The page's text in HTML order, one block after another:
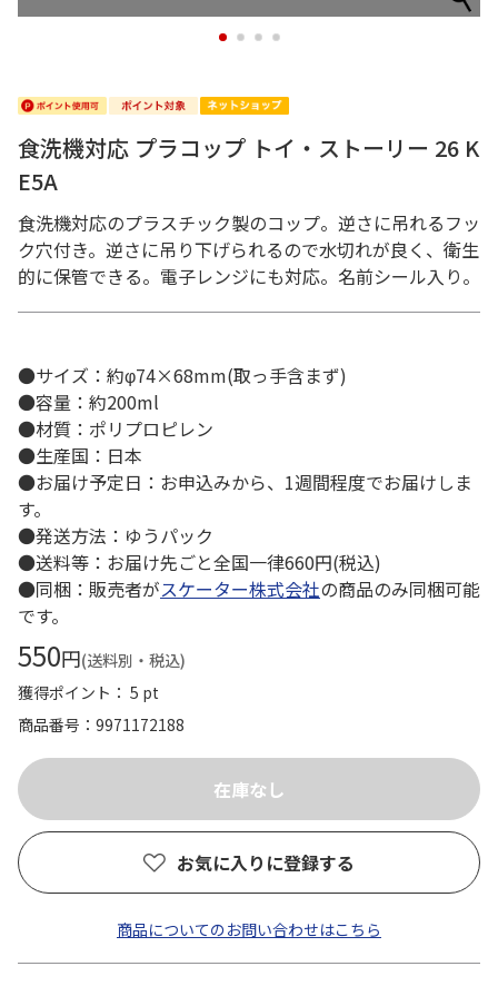
1 2 3 4
食洗機対応 プラコップ トイ・ストーリー 26 K
E5A
食洗機対応のプラスチック製のコップ。逆さに吊れるフッ
ク穴付き。逆さに吊り下げられるので水切れが良く、衛生
的に保管できる。電子レンジにも対応。名前シール入り。
●サイズ：約φ74×68mm(取っ手含まず)
●容量：約200ml
●材質：ポリプロピレン
●生産国：日本
●お届け予定日：お申込みから、1週間程度でお届けしま
す。
●発送方法：ゆうパック
●送料等：お届け先ごと全国一律660円(税込)
●同梱：販売者がスケーター株式会社の商品のみ同梱可能
です。
550円(送料別・税込)
獲得ポイント： 5 pt
商品番号
9971172188
お気に入りに登録する
商品についてのお問い合わせはこちら